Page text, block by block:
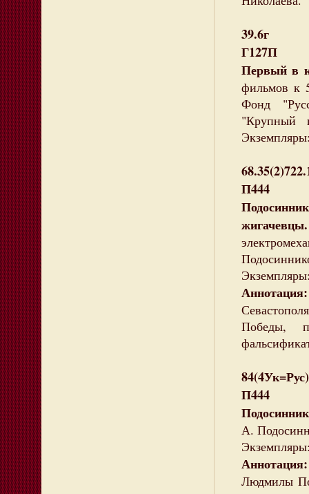
39.6г
Г127П
Первый в
фильмов к
Фонд
"Крупный
П444
Аннотация:
Победы,
П444
А.
Аннотация:
Людмилы